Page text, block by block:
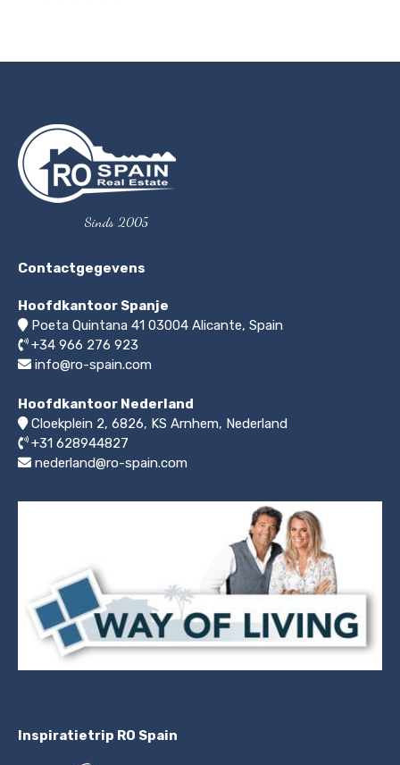
Sinds 2005
Contactgegevens
Hoofdkantoor Spanje
Poeta Quintana 41 03004 Alicante, Spain
+34 966 276 923
info@ro-spain.com
Hoofdkantoor Nederland
Cloekplein 2, 6826, KS Arnhem, Nederland
+31 628944827
nederland@ro-spain.com
Inspiratietrip RO Spain